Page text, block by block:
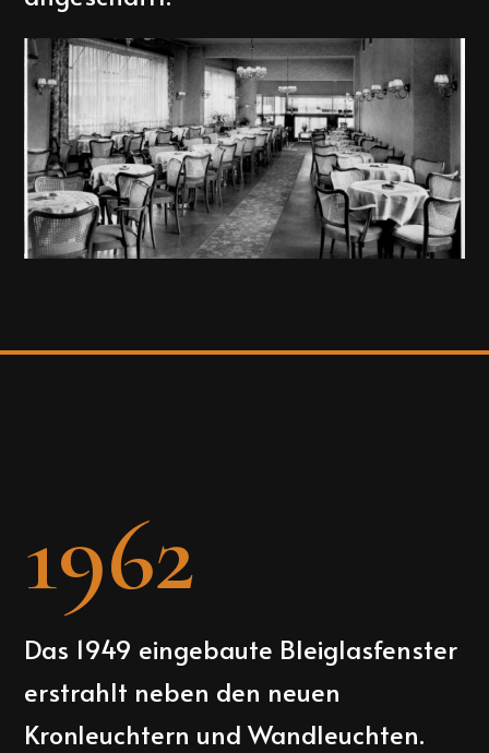
1962
Das 1949 eingebaute Bleiglasfenster
erstrahlt neben den neuen
Kronleuchtern und Wandleuchten.